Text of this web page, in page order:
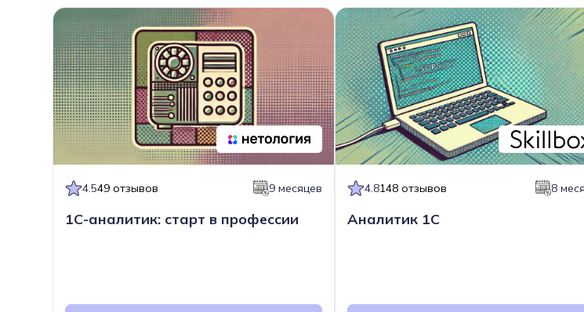
4.549 отзывов 9 месяцев
1С-аналитик: старт в профессии
4.8148 отзывов 8
Аналитик 1C